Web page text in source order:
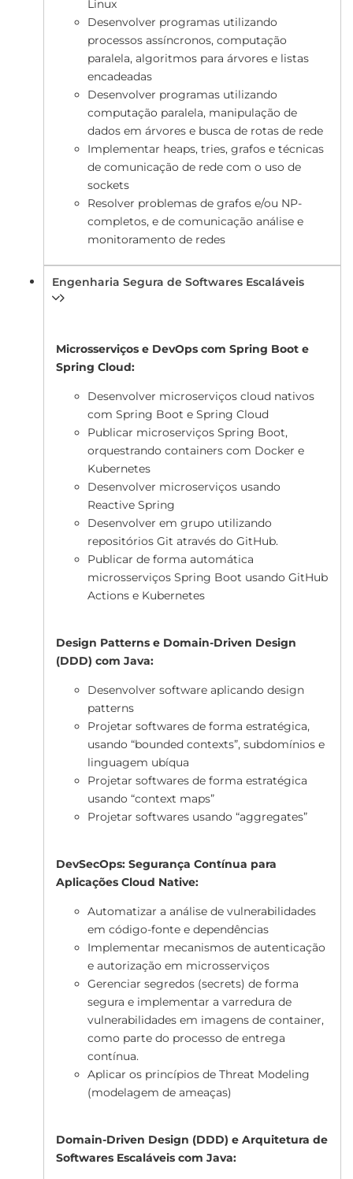
Linux
Desenvolver programas utilizando
processos assíncronos, computação
paralela, algoritmos para árvores e listas
encadeadas
Desenvolver programas utilizando
computação paralela, manipulação de
dados em árvores e busca de rotas de rede
Implementar heaps, tries, grafos e técnicas
de comunicação de rede com o uso de
sockets
Resolver problemas de grafos e/ou NP-
completos, e de comunicação análise e
monitoramento de redes
Engenharia Segura de Softwares Escaláveis
Microsserviços e DevOps com Spring Boot e
Spring Cloud:
Desenvolver microserviços cloud nativos
com Spring Boot e Spring Cloud
Publicar microserviços Spring Boot,
orquestrando containers com Docker e
Kubernetes
Desenvolver microserviços usando
Reactive Spring
Desenvolver em grupo utilizando
repositórios Git através do GitHub.
Publicar de forma automática
microsserviços Spring Boot usando GitHub
Actions e Kubernetes
Design Patterns e Domain-Driven Design
(DDD) com Java:
Desenvolver software aplicando design
patterns
Projetar softwares de forma estratégica,
usando “bounded contexts”, subdomínios e
linguagem ubíqua
Projetar softwares de forma estratégica
usando “context maps”
Projetar softwares usando “aggregates”
DevSecOps: Segurança Contínua para
Aplicações Cloud Native:
Automatizar a análise de vulnerabilidades
em código-fonte e dependências
Implementar mecanismos de autenticação
e autorização em microsserviços
Gerenciar segredos (secrets) de forma
segura e implementar a varredura de
vulnerabilidades em imagens de container,
como parte do processo de entrega
contínua.
Aplicar os princípios de Threat Modeling
(modelagem de ameaças)
Domain-Driven Design (DDD) e Arquitetura de
Softwares Escaláveis com Java: